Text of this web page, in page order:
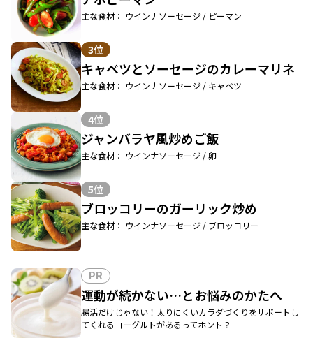
主な食材： ウインナソーセージ / ピーマン
3位
キャベツとソーセージのカレーマリネ
主な食材： ウインナソーセージ / キャベツ
4位
ジャンバラヤ風炒めご飯
主な食材： ウインナソーセージ / 卵
5位
ブロッコリーのガーリック炒め
主な食材： ウインナソーセージ / ブロッコリー
PR
運動が続かない…とお悩みのかたへ
腸活だけじゃない！太りにくいカラダづくりをサポートし
てくれるヨーグルトがあるってホント？